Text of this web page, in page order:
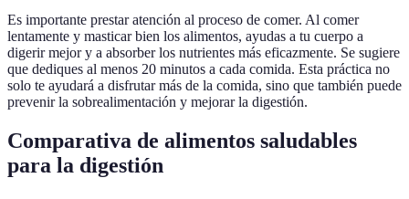
Es importante prestar atención al proceso de comer. Al comer
lentamente y masticar bien los alimentos, ayudas a tu cuerpo a
digerir mejor y a absorber los nutrientes más eficazmente. Se sugiere
que dediques al menos 20 minutos a cada comida. Esta práctica no
solo te ayudará a disfrutar más de la comida, sino que también puede
prevenir la sobrealimentación y mejorar la digestión.
Comparativa de alimentos saludables
para la digestión